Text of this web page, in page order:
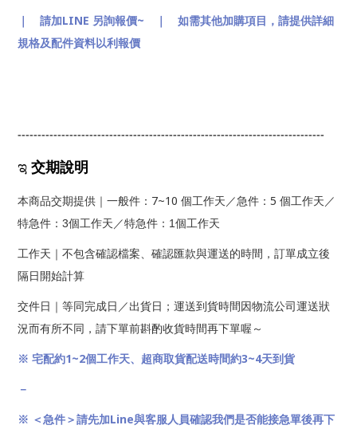
｜ 請加LINE 另詢報價~ ｜ 如需其他加購項目，請提供詳細
規格及配件資料以利報價
-----------------------------------------------------------------------------
ಇ 交期說明
本商品交期提供｜一般件： 7~10 個工作天／急件： 5 個工作天 ／
特急件： 3個工作天 ／特急件：1個工作天
工作天｜不包含確認檔案、確認匯款與運送的時間，訂單成立後
隔日開始計算
交件日｜等同完成日／出貨日；運送到貨時間因物流公司運送狀
況而有所不同，請下單前斟酌收貨時間再下單喔～
※ 宅配約1~2個工作天、超商取貨配送時間約3~4天到貨
－
※ ＜急件＞請先加Line與客服人員確認我們是否能接急單後再下